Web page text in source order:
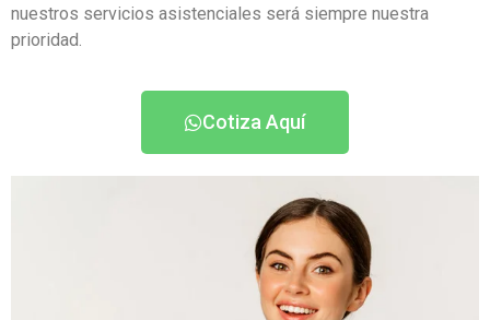
nuestros servicios asistenciales será siempre nuestra
prioridad.
Cotiza Aquí